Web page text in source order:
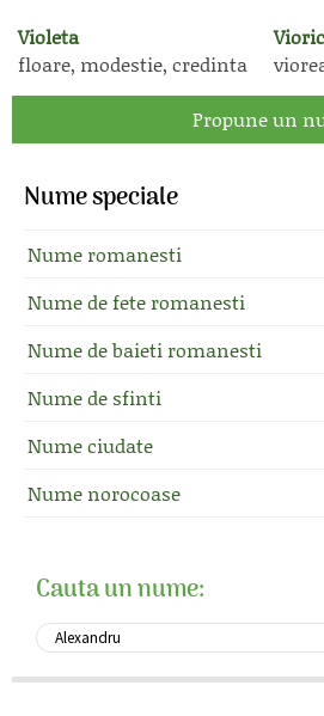
Violeta
floare, modestie, credinta
Propune un
Nume speciale
Nume romanesti
Nume de fete romanesti
Nume de baieti romanesti
Nume de sfinti
Nume ciudate
Nume norocoase
Cauta un nume: